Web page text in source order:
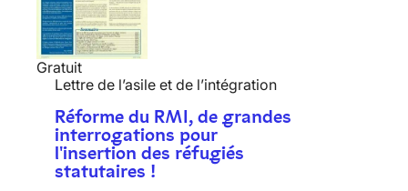
Gratuit
Lettre de l’asile et de l’intégration
Réforme du RMI, de grandes
interrogations pour
l'insertion des réfugiés
statutaires !